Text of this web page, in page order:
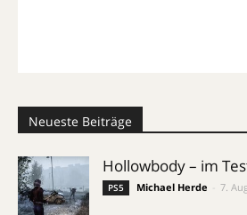
Neueste Beiträge
Hollowbody – im
PS5 Michael Herde 7.